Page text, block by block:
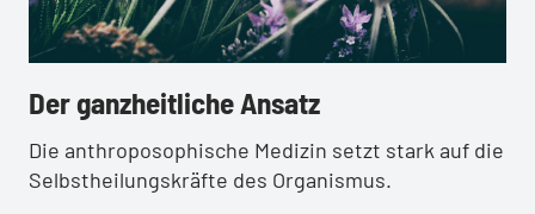
:Der ganzheitliche Ansatz
Die anthroposophische Medizin setzt stark auf die
Selbstheilungskräfte des Organismus.